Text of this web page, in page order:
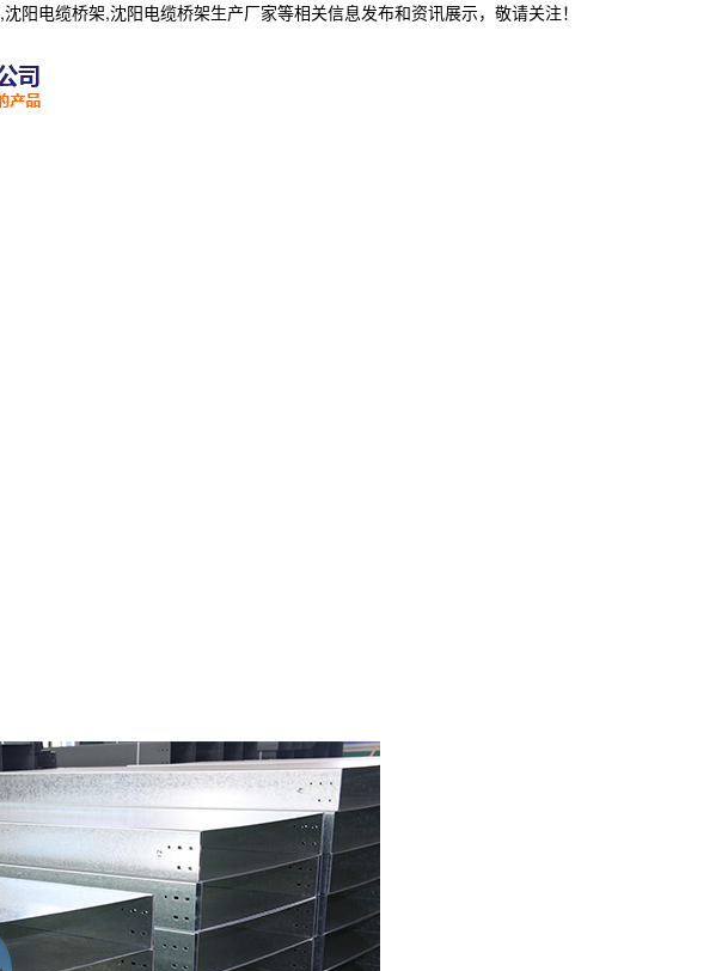
,沈阳电缆桥架,沈阳电缆桥架生产厂家等相关信息发布和资讯展示，敬请关注！